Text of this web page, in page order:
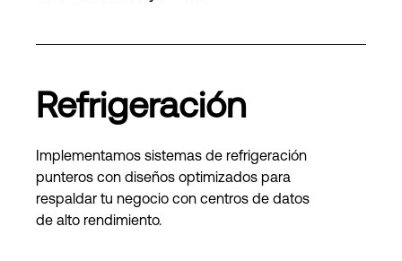
Refrigeración
Implementamos sistemas de refrigeración
punteros con diseños optimizados para
respaldar tu negocio con centros de datos
de alto rendimiento.